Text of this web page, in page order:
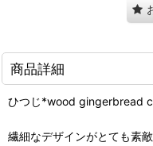
商品詳細
ひつじ*wood gingerbread
繊細なデザインがとても素